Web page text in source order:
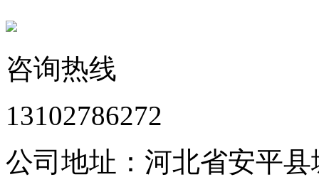
咨询热线
13102786272
公司地址：河北省安平